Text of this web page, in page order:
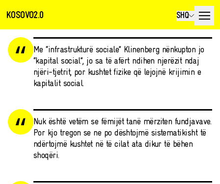
KOSOVO2.0 SHQ
Me “infrastrukturë sociale” Klinenberg nënkupton jo
“kapital social”, jo sa të afërt ndihen njerëzit ndaj
njëri-tjetrit, por kushtet fizike që lejojnë krijimin e
kapitalit social.
Nuk është vetëm se fëmijët tanë mërziten fundjavave.
Por kjo tregon se ne po dështojmë sistematikisht të
ndërtojmë kushtet në të cilat ata dikur të bëhen
shoqëri.